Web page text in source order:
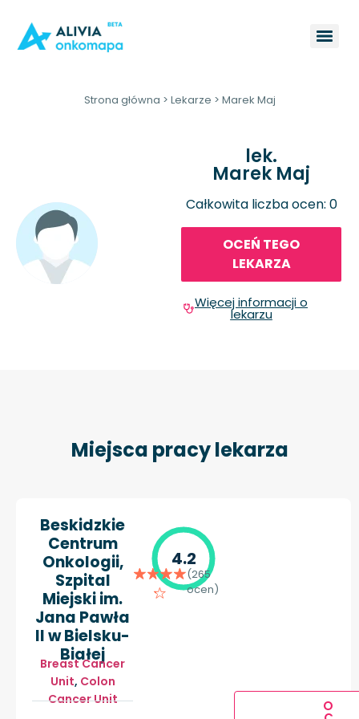
Strona główna > Lekarze > Marek Maj
lek.
Marek Maj
Całkowita liczba ocen: 0
OCEŃ TEGO
LEKARZA
Więcej informacji o
lekarzu
Miejsca pracy lekarza
Beskidzkie
Centrum
Onkologii,
Szpital
Miejski im.
Jana Pawła
II w Bielsku-
Białej
Breast Cancer
Unit, Colon
Cancer Unit
4.2
(265
ocen)
O